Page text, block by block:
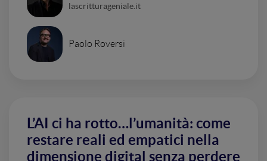
lascritturageniale.it
Paolo Roversi
L’AI ci ha rotto…l’umanità: come
restare reali ed empatici nella
dimensione digital senza perdere